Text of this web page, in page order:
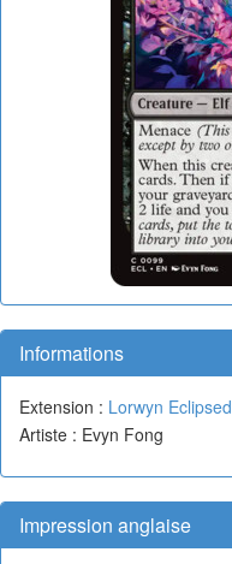
Informations
Extension : Lorwyn Eclipsed
Artiste : Evyn Fong
Impression anglaise